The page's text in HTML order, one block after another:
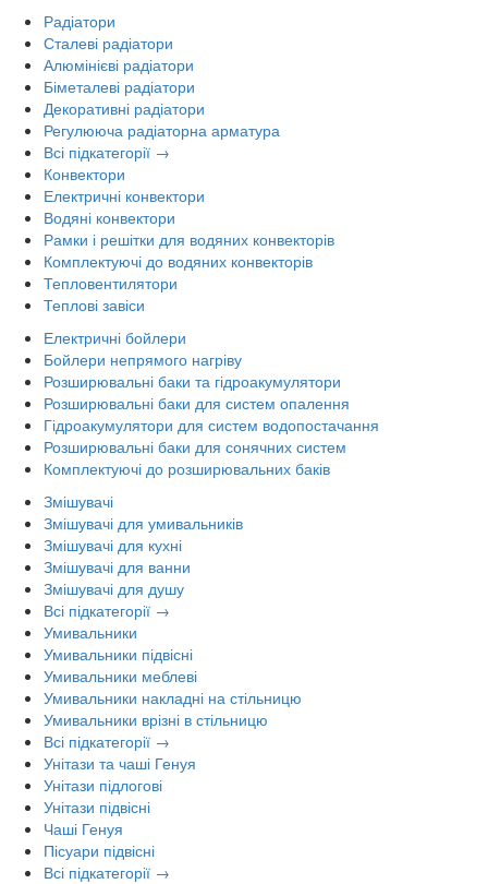
Радіатори
Сталеві радіатори
Алюмінієві радіатори
Біметалеві радіатори
Декоративні радіатори
Регулююча радіаторна арматура
Всі підкатегорії →
Конвектори
Електричні конвектори
Водяні конвектори
Рамки і решітки для водяних конвекторів
Комплектуючі до водяних конвекторів
Тепловентилятори
Теплові завіси
Електричні бойлери
Бойлери непрямого нагріву
Розширювальні баки та гідроакумулятори
Розширювальні баки для систем опалення
Гідроакумулятори для систем водопостачання
Розширювальні баки для сонячних систем
Комплектуючі до розширювальних баків
Змішувачі
Змішувачі для умивальників
Змішувачі для кухні
Змішувачі для ванни
Змішувачі для душу
Всі підкатегорії →
Умивальники
Умивальники підвісні
Умивальники меблеві
Умивальники накладні на стільницю
Умивальники врізні в стільницю
Всі підкатегорії →
Унітази та чаші Генуя
Унітази підлогові
Унітази підвісні
Чаші Генуя
Пісуари підвісні
Всі підкатегорії →